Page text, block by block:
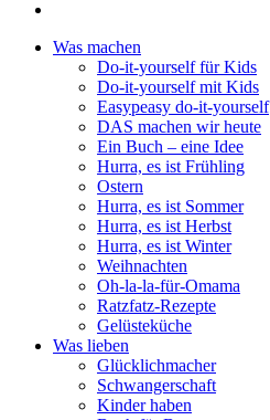
Was machen
Do-it-yourself für Kids
Do-it-yourself mit Kids
Easypeasy do-it-yourself
DAS machen wir heute
Ein Buch – eine Idee
Hurra, es ist Frühling
Ostern
Hurra, es ist Sommer
Hurra, es ist Herbst
Hurra, es ist Winter
Weihnachten
Oh-la-la-für-Omama
Ratzfatz-Rezepte
Gelüsteküche
Was lieben
Glücklichmacher
Schwangerschaft
Kinder haben